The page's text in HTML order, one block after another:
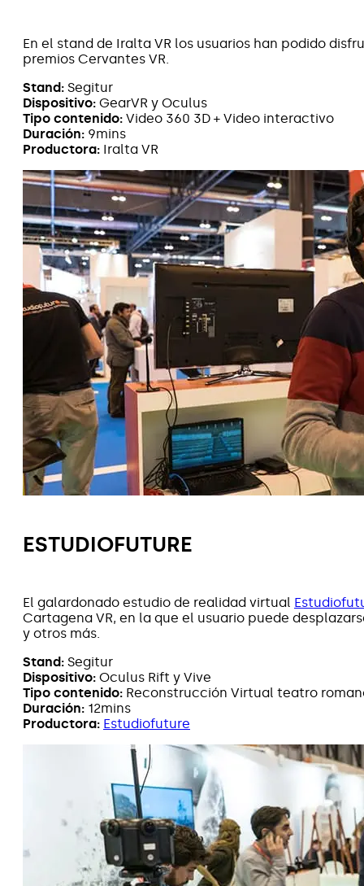
En el stand de Iralta VR los usuarios han podido
premios Cervantes VR.
Stand: Segitur
Dispositivo: GearVR y Oculus
Tipo contenido: Video 360 3D + Video interactivo
Duración: 9mins
Productora: Iralta VR
ESTUDIOFUTURE
El galardonado estudio de realidad virtual
Cartagena VR, en la que el usuario puede
y otros más.
Stand: Segitur
Dispositivo: Oculus Rift y Vive
Tipo contenido: Reconstrucción Virtual teatro
Duración: 12mins
Productora: Estudiofuture